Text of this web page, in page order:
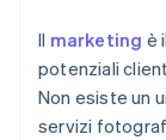
Il marketing è
potenziali
Non esiste un
servizi